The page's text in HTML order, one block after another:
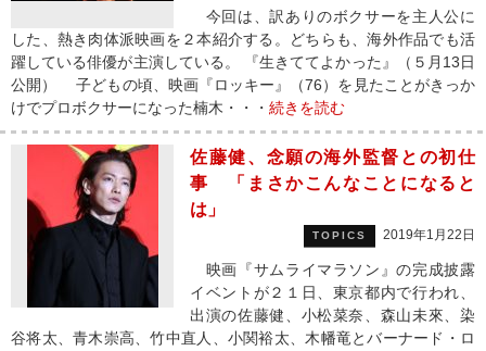
今回は、訳ありのボクサーを主人公に
した、熱き肉体派映画を２本紹介する。どちらも、海外作品でも活
躍している俳優が主演している。 『生きててよかった』（５月13日
公開） 子どもの頃、映画『ロッキー』（76）を見たことがきっか
けでプロボクサーになった楠木・・・ 続きを読む
佐藤健、念願の海外監督との初仕
事 「まさかこんなことになると
は」
TOPICS 2019年1月22日
映画『サムライマラソン』の完成披露
イベントが２１日、東京都内で行われ、
出演の佐藤健、小松菜奈、森山未來、染
谷将太、青木崇高、竹中直人、小関裕太、木幡竜とバーナード・ロ